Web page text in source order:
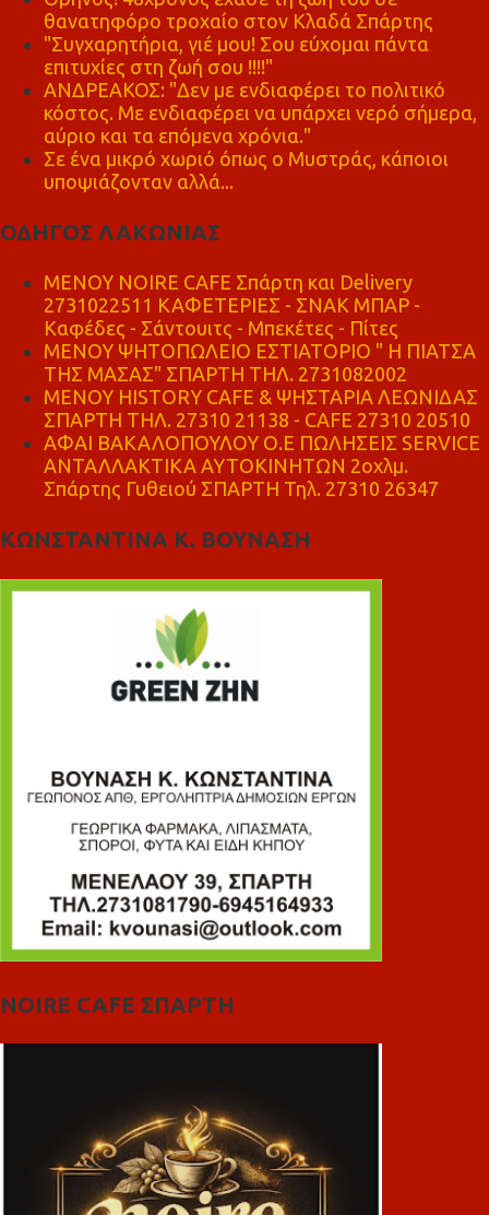
θανατηφόρο τροχαίο στον Κλαδά Σπάρτης
"Συγχαρητήρια, γιέ μου! Σου εύχομαι πάντα
επιτυχίες στη ζωή σου !!!!"
ΑΝΔΡΕΑΚΟΣ: "Δεν με ενδιαφέρει το πολιτικό
κόστος. Με ενδιαφέρει να υπάρχει νερό σήμερα,
αύριο και τα επόμενα χρόνια."
Σε ένα μικρό χωριό όπως ο Μυστράς, κάποιοι
υποψιάζονταν αλλά...
ΟΔΗΓΟΣ ΛΑΚΩΝΙΑΣ
MENOY NOIRE CAFE Σπάρτη και Delivery
2731022511 ΚΑΦΕΤΕΡΙΕΣ - ΣΝΑΚ ΜΠΑΡ -
Καφέδες - Σάντουιτς - Μπεκέτες - Πίτες
ΜΕΝΟΥ ΨΗΤΟΠΩΛΕΙΟ ΕΣΤΙΑΤΟΡΙΟ " Η ΠΙΑΤΣΑ
ΤΗΣ ΜΑΣΑΣ" ΣΠΑΡΤΗ ΤΗΛ. 2731082002
ΜΕΝΟΥ HISTORY CAFE & ΨΗΣΤΑΡΙΑ ΛΕΩΝΙΔΑΣ
ΣΠΑΡΤΗ ΤΗΛ. 27310 21138 - CAFE 27310 20510
ΑΦΑΙ ΒΑΚΑΛΟΠΟΥΛΟΥ Ο.Ε ΠΩΛΗΣΕΙΣ SERVICE
ΑΝΤΑΛΛΑΚΤΙΚΑ ΑΥΤΟΚΙΝΗΤΩΝ 2οχλμ.
Σπάρτης Γυθειού ΣΠΑΡΤΗ Τηλ. 27310 26347
ΚΩΝΣΤΑΝΤΙΝΑ Κ. ΒΟΥΝΑΣΗ
NOIRE CAFE ΣΠΑΡΤΗ